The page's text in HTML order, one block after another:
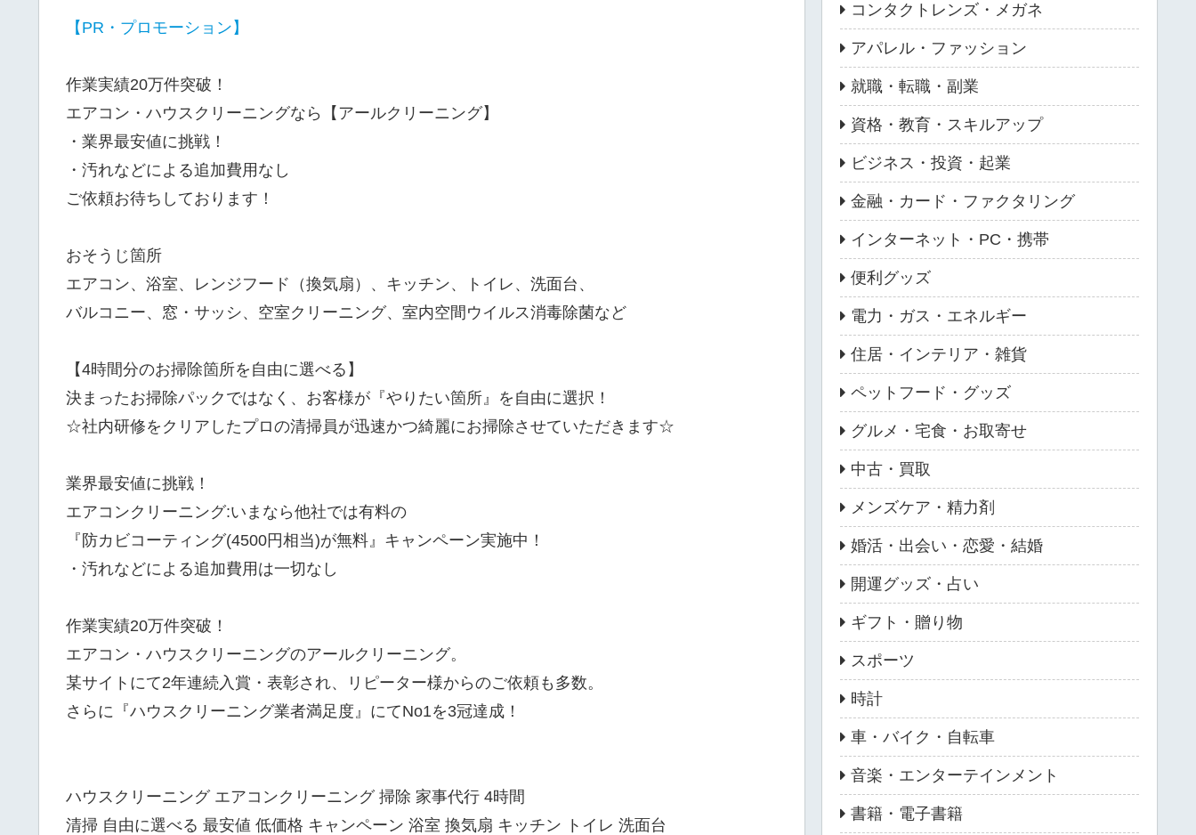
【PR・プロモーション】
作業実績20万件突破！
エアコン・ハウスクリーニングなら【アールクリーニング】
・業界最安値に挑戦！
・汚れなどによる追加費用なし
ご依頼お待ちしております！
おそうじ箇所
エアコン、浴室、レンジフード（換気扇）、キッチン、トイレ、洗面台、
バルコニー、窓・サッシ、空室クリーニング、室内空間ウイルス消毒除菌など
【4時間分のお掃除箇所を自由に選べる】
決まったお掃除パックではなく、お客様が『やりたい箇所』を自由に選択！
☆社内研修をクリアしたプロの清掃員が迅速かつ綺麗にお掃除させていただきます☆
業界最安値に挑戦！
エアコンクリーニング:いまなら他社では有料の
『防カビコーティング(4500円相当)が無料』キャンペーン実施中！
・汚れなどによる追加費用は一切なし
作業実績20万件突破！
エアコン・ハウスクリーニングのアールクリーニング。
某サイトにて2年連続入賞・表彰され、リピーター様からのご依頼も多数。
さらに『ハウスクリーニング業者満足度』にてNo1を3冠達成！
ハウスクリーニング エアコンクリーニング 掃除 家事代行 4時間
清掃 自由に選べる 最安値 低価格 キャンペーン 浴室 換気扇 キッチン トイレ 洗面台
コンタクトレンズ・メガネ
アパレル・ファッション
就職・転職・副業
資格・教育・スキルアップ
ビジネス・投資・起業
金融・カード・ファクタリング
インターネット・PC・携帯
便利グッズ
電力・ガス・エネルギー
住居・インテリア・雑貨
ペットフード・グッズ
グルメ・宅食・お取寄せ
中古・買取
メンズケア・精力剤
婚活・出会い・恋愛・結婚
開運グッズ・占い
ギフト・贈り物
スポーツ
時計
車・バイク・自転車
音楽・エンターテインメント
書籍・電子書籍